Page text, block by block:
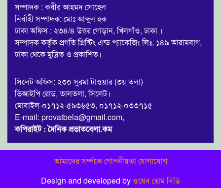
সম্পাদক : কবীর আহমদ সোহেল
নির্বাহী সম্পাদক: মোঃ আব্দুল হক
ঢাকা অফিস : ২৩৪/৪ উত্তর গোড়ান, খিলগাঁও, ঢাকা ।
সম্পাদক কর্তৃক প্রগতি প্রিন্টিং এন্ড প্যাকেজিং লিঃ, ১৪৯ আরামবাগ,
ঢাকা থেকে মুদ্রিত ও প্রকাশিত।
সিলেট অফিস: ২৩০ সুরমা টাওয়ার (৩য় তলা)
ভিআইপি রোড, তালতলা, সিলেট।
মোবাইল-০১৭১২-৫৯৩৬৫৩, ০১৭১২-০৩৩৭১৫
E-mail: provatbela@gmail.com,
কপিরাইট : দৈনিক প্রভাতবেলা.কম
আমাদের সর্ম্পকেগোপনীয়তাযোগাযোগ
Design and developed byওয়েব হোম বিডি